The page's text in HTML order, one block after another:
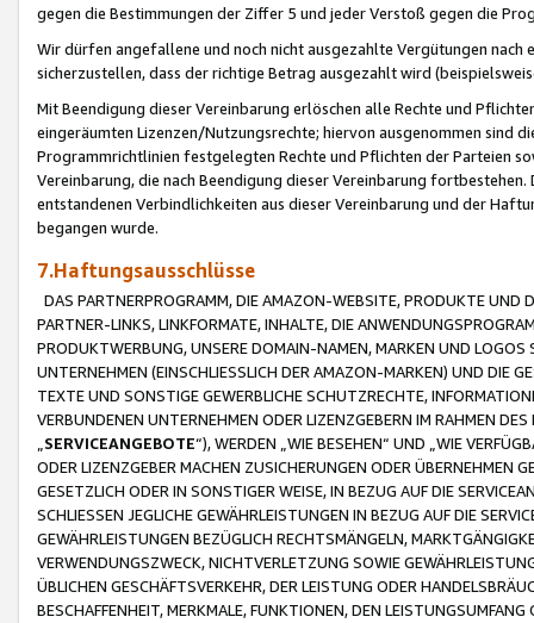
gegen die Bestimmungen der Ziffer 5 und jeder Verstoß gegen die
Wir dürfen angefallene und noch nicht ausgezahlte Vergütungen
sicherzustellen, dass der richtige Betrag ausgezahlt wird
Mit Beendigung dieser Vereinbarung erlöschen alle Rechte und
eingeräumten Lizenzen/Nutzungsrechte; hiervon ausgenommen sind
Programmrichtlinien festgelegten Rechte und Pflichten der Parteien
Vereinbarung, die nach Beendigung dieser Vereinbarung
entstandenen Verbindlichkeiten aus dieser Vereinbarung und der
begangen wurde.
7.Haftungsausschlüsse
DAS PARTNERPROGRAMM, DIE AMAZON-WEBSITE, PRODUKTE UND
PARTNER-LINKS, LINKFORMATE, INHALTE, DIE
PRODUKTWERBUNG, UNSERE DOMAIN-NAMEN, MARKEN UND
UNTERNEHMEN (EINSCHLIESSLICH DER AMAZON-MARKEN) UND DIE
TEXTE UND SONSTIGE GEWERBLICHE SCHUTZRECHTE,
VERBUNDENEN UNTERNEHMEN ODER LIZENZGEBERN IM RAHMEN
SERVICEANGEBOTE“), WERDEN „WIE BESEHEN“ UND „WIE
ODER LIZENZGEBER MACHEN ZUSICHERUNGEN ODER ÜBERNEHMEN
GESETZLICH ODER IN SONSTIGER WEISE, IN BEZUG AUF DIE
SCHLIESSEN JEGLICHE GEWÄHRLEISTUNGEN IN BEZUG AUF DIE
GEWÄHRLEISTUNGEN BEZÜGLICH RECHTSMÄNGELN,
VERWENDUNGSZWECK, NICHTVERLETZUNG SOWIE
ÜBLICHEN GESCHÄFTSVERKEHR, DER LEISTUNG ODER
BESCHAFFENHEIT, MERKMALE, FUNKTIONEN, DEN